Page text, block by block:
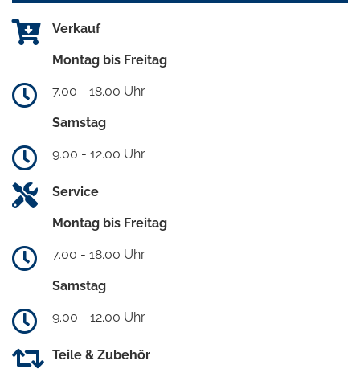
Verkauf
Montag bis Freitag
7.00 - 18.00 Uhr
Samstag
9.00 - 12.00 Uhr
Service
Montag bis Freitag
7.00 - 18.00 Uhr
Samstag
9.00 - 12.00 Uhr
Teile & Zubehör